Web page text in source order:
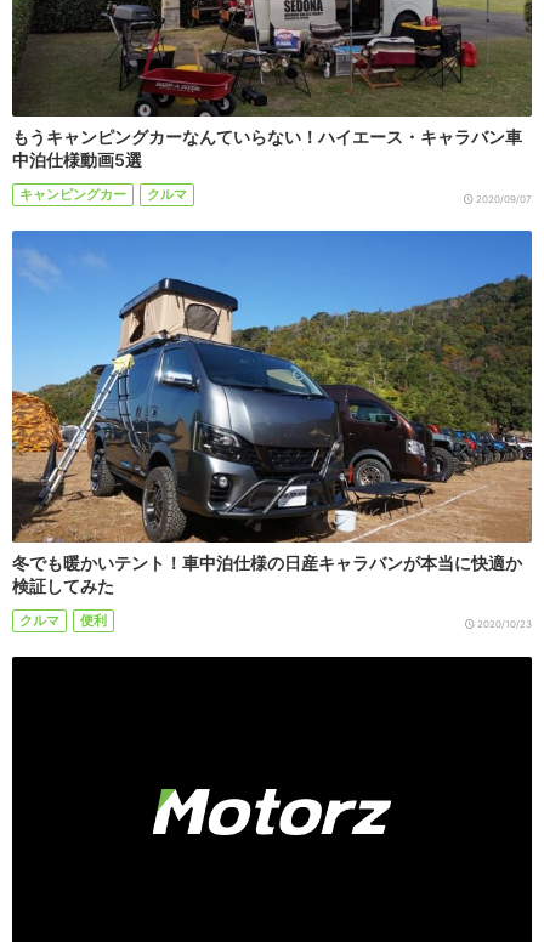
もうキャンピングカーなんていらない！ハイエース・キャラバン車
中泊仕様動画5選
キャンピングカー クルマ 2020/09/07
冬でも暖かいテント！車中泊仕様の日産キャラバンが本当に快適か
検証してみた
クルマ 便利 2020/10/23